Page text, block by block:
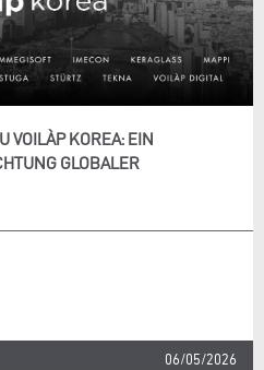
VOILÀP KOREA: EIN
GLOBALER
06/05/2026